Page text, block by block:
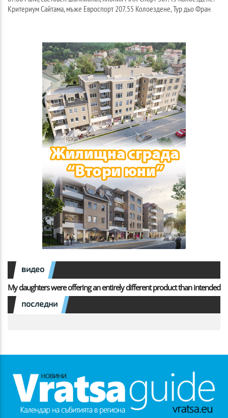
Критериум Сайтама, мъже Евроспорт 207.55 Колоездене, Тур дьо Фран
видео
My daughters were offering an entirely different product than intended
последни